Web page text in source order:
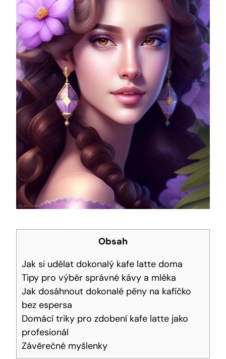
Obsah
Jak ‍si udělat dokonalý ‌kafe latte doma
Tipy pro⁣ výběr správné kávy ‍a mléka
Jak dosáhnout dokonalé pěny na kafíčko
bez espersa
Domácí triky pro zdobení kafe latte jako
profesionál
Závěrečné myšlenky